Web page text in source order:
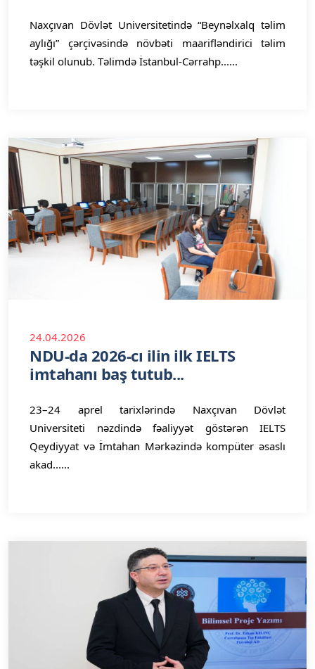
Naxçıvan Dövlət Universitetində “Beynəlxalq təlim
aylığı” çərçivəsində növbəti maarifləndirici təlim
təşkil olunub. Təlimdə İstanbul-Cərrahp......
24.04.2026
NDU-da 2026-cı ilin ilk IELTS
imtahanı baş tutub...
23–24 aprel tarixlərində Naxçıvan Dövlət
Universiteti nəzdində fəaliyyət göstərən IELTS
Qeydiyyat və İmtahan Mərkəzində kompüter əsaslı
akad......